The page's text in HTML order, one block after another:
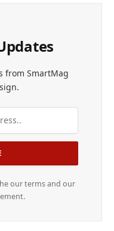
from SmartMag
our terms and our